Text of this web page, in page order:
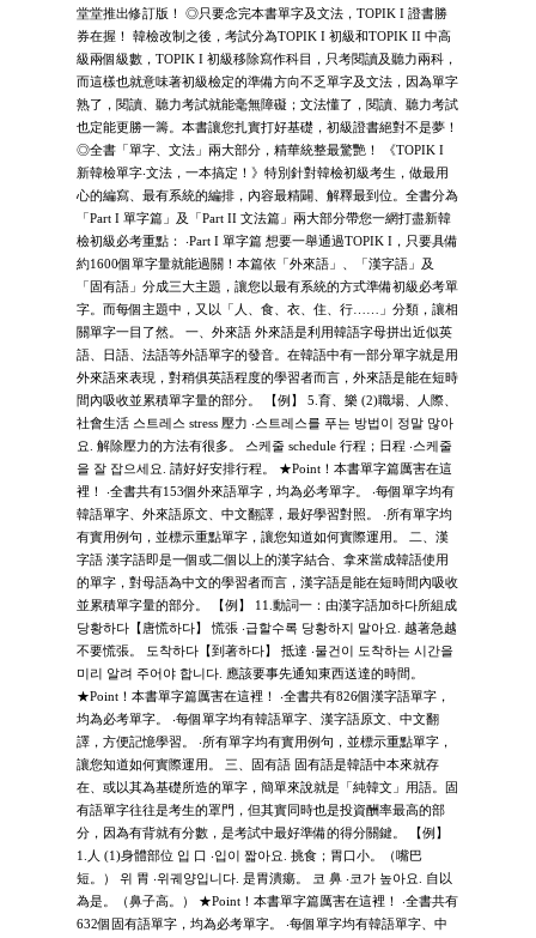
堂堂推出修訂版！ ◎只要念完本書單字及文法，TOPIK I 證書勝
券在握！ 韓檢改制之後，考試分為TOPIK I 初級和TOPIK II 中高
級兩個級數，TOPIK I 初級移除寫作科目，只考閱讀及聽力兩科，
而這樣也就意味著初級檢定的準備方向不乏單字及文法，因為單字
熟了，閱讀、聽力考試就能毫無障礙；文法懂了，閱讀、聽力考試
也定能更勝一籌。本書讓您扎實打好基礎，初級證書絕對不是夢！
◎全書「單字、文法」兩大部分，精華統整最驚艷！ 《TOPIK I
新韓檢單字‧文法，一本搞定！》特別針對韓檢初級考生，做最用
心的編寫、最有系統的編排，內容最精闢、解釋最到位。全書分為
「Part I 單字篇」及「Part II 文法篇」兩大部分帶您一網打盡新韓
檢初級必考重點： ‧Part I 單字篇 想要一舉通過TOPIK I，只要具備
約1600個單字量就能過關！本篇依「外來語」、「漢字語」及
「固有語」分成三大主題，讓您以最有系統的方式準備初級必考單
字。而每個主題中，又以「人、食、衣、住、行……」分類，讓相
關單字一目了然。 一、外來語 外來語是利用韓語字母拼出近似英
語、日語、法語等外語單字的發音。在韓語中有一部分單字就是用
外來語來表現，對稍俱英語程度的學習者而言，外來語是能在短時
間內吸收並累積單字量的部分。 【例】 5.育、樂 (2)職場、人際、
社會生活 스트레스 stress 壓力 ‧스트레스를 푸는 방법이 정말 많아
요. 解除壓力的方法有很多。 스케줄 schedule 行程；日程 ‧스케줄
을 잘 잡으세요. 請好好安排行程。 ★Point！本書單字篇厲害在這
裡！ ‧全書共有153個外來語單字，均為必考單字。 ‧每個單字均有
韓語單字、外來語原文、中文翻譯，最好學習對照。 ‧所有單字均
有實用例句，並標示重點單字，讓您知道如何實際運用。 二、漢
字語 漢字語即是一個或二個以上的漢字結合、拿來當成韓語使用
的單字，對母語為中文的學習者而言，漢字語是能在短時間內吸收
並累積單字量的部分。 【例】 11.動詞一：由漢字語加하다所組成
당황하다【唐慌하다】 慌張 ‧급할수록 당황하지 말아요. 越著急越
不要慌張。 도착하다【到著하다】 抵達 ‧물건이 도착하는 시간을
미리 알려 주어야 합니다. 應該要事先通知東西送達的時間。
★Point！本書單字篇厲害在這裡！ ‧全書共有826個漢字語單字，
均為必考單字。 ‧每個單字均有韓語單字、漢字語原文、中文翻
譯，方便記憶學習。 ‧所有單字均有實用例句，並標示重點單字，
讓您知道如何實際運用。 三、固有語 固有語是韓語中本來就存
在、或以其為基礎所造的單字，簡單來說就是「純韓文」用語。固
有語單字往往是考生的罩門，但其實同時也是投資酬率最高的部
分，因為有背就有分數，是考試中最好準備的得分關鍵。 【例】
1.人 (1)身體部位 입 口 ‧입이 짧아요. 挑食；胃口小。（嘴巴
短。） 위 胃 ‧위궤양입니다. 是胃潰瘍。 코 鼻 ‧코가 높아요. 自以
為是。（鼻子高。） ★Point！本書單字篇厲害在這裡！ ‧全書共有
632個固有語單字，均為必考單字。 ‧每個單字均有韓語單字、中